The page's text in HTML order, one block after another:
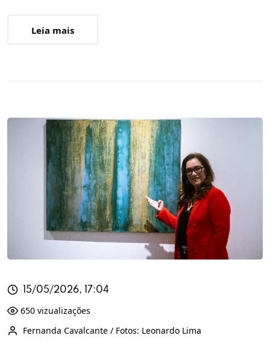
Leia mais
15/05/2026, 17:04
650 vizualizações
Fernanda Cavalcante / Fotos: Leonardo Lima